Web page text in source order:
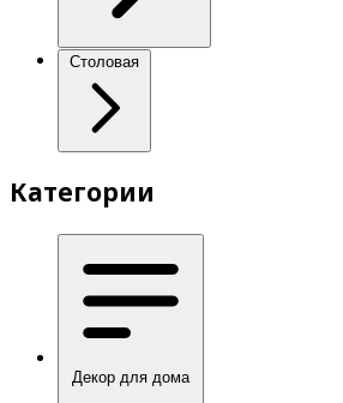
Столовая
Категории
Декор для дома